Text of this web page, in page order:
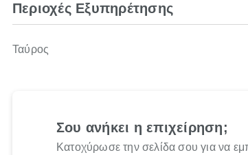
Περιοχές Εξυπηρέτησης
Ταύρος
Σου ανήκει η επιχείρηση;
Κατοχύρωσε την σελίδα σου για να